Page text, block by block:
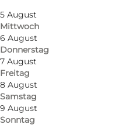
5 August
Mittwoch
6 August
Donnerstag
7 August
Freitag
8 August
Samstag
9 August
Sonntag